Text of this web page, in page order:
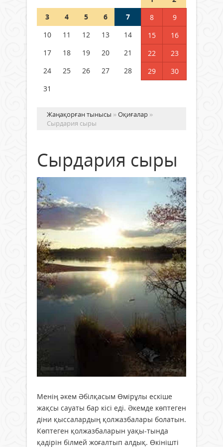
Германия аптап ыстыққа
бастады
04 тамыз 2026 ж.
3
4 5 6 7 8
9
10
11 12 13 14 15
16
17
18 19 20 21 22
23
24
25 26 27 28 29
30
31
Жаңақорған тынысы »Оқиғалар »
Сырдария сыры
Сырдария сыры
Менің әкем Әбілқасым Өмірұлы ескіше
жақсы сауаты бар кісі еді. Әкемде көптеген
діни қыссалардың қолжазбалары болатын.
Көптеген қолжазбаларын уақы-тында
қадірін білмей жоғалтып алдық. Өкінішті